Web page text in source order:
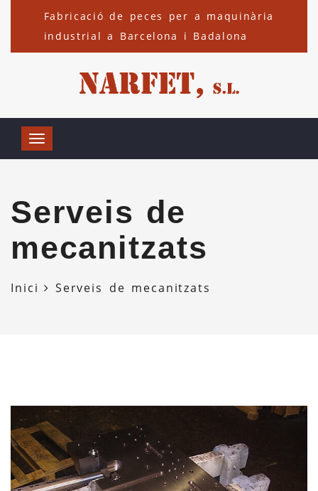
Fabricació de peces per a maquinària
industrial a Barcelona i Badalona
Serveis de
mecanitzats
Inici Serveis de mecanitzats